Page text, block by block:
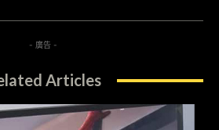
- 廣告 -
Articles